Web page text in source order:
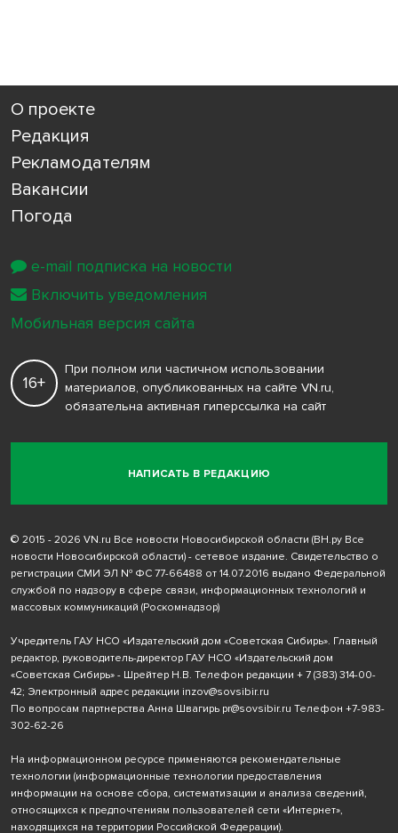
О проекте
Редакция
Рекламодателям
Вакансии
Погода
НАПИСАТЬ В РЕДАКЦИЮ
16+
При полном или частичном использовании
материалов, опубликованных на сайте VN.ru,
обязательна активная гиперссылка на сайт
© 2015 - 2026 VN.ru Все новости Новосибирской области (ВН.ру Все
новости Новосибирской области) - сетевое издание. Свидетельство о
регистрации СМИ ЭЛ № ФС 77-66488 от 14.07.2016 выдано Федеральной
службой по надзору в сфере связи, информационных технологий и
массовых коммуникаций (Роскомнадзор)
Учредитель ГАУ НСО «Издательский дом «Советская Сибирь». Главный
редактор, руководитель-директор ГАУ НСО «Издательский дом
«Советская Сибирь» - Шрейтер Н.В. Телефон редакции + 7 (383) 314-00-
42; Электронный адрес редакции inzov@sovsibir.ru
По вопросам партнерства Анна Швагирь pr@sovsibir.ru Телефон +7-983-
302-62-26
На информационном ресурсе применяются рекомендательные
технологии (информационные технологии предоставления
информации на основе сбора, систематизации и анализа сведений,
относящихся к предпочтениям пользователей сети «Интернет»,
находящихся на территории Российской Федерации).
e-mail подписка на новости
Включить уведомления
Мобильная версия сайта